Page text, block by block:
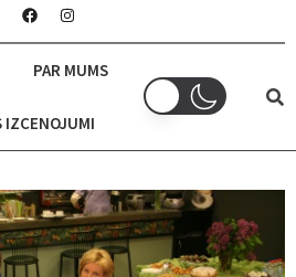
PAR MUMS
IZCENOJUMI